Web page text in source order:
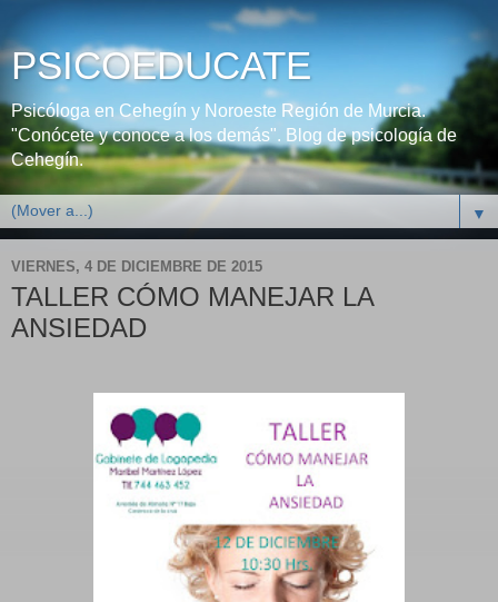
PSICOEDUCATE
Psicóloga en Cehegín y Noroeste Región de Murcia.
"Conócete y conoce a los demás". Blog de psicología de
Cehegín.
▼
VIERNES, 4 DE DICIEMBRE DE 2015
TALLER CÓMO MANEJAR LA
ANSIEDAD